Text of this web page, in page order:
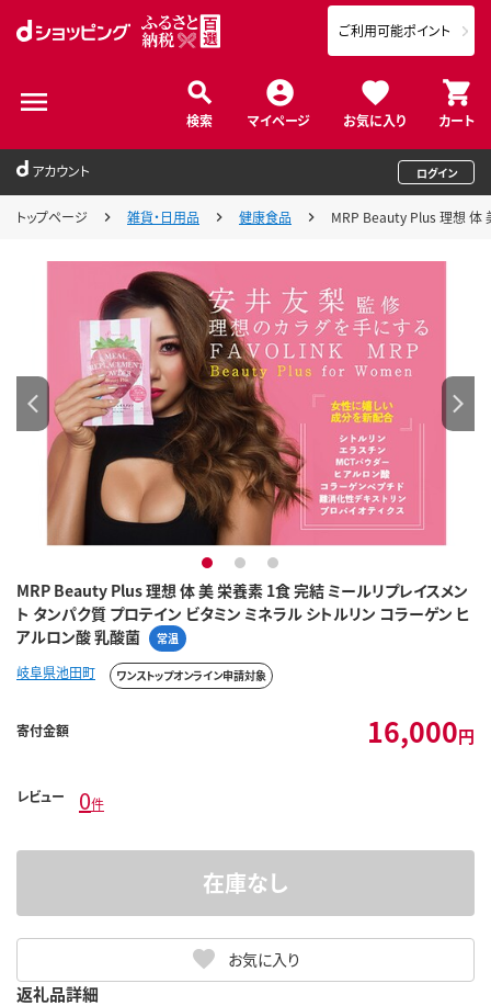
検索 マイページ お気に入り カート
ご利用可能ポイント
アカウント ログイン
トップページ 雑貨・日用品 健康食品 MRP Beauty Plus 理想 体
MRP Beauty Plus 理想 体 美 栄養素 1食 完結 ミールリプレイスメン
ト タンパク質 プロテイン ビタミン ミネラル シトルリン コラーゲン ヒ
アルロン酸 乳酸菌
常温
1 2 3
岐阜県池田町 ワンストップオンライン申請対象
寄付金額 16,000円
レビュー 0件
お気に入り
在庫なし
返礼品詳細